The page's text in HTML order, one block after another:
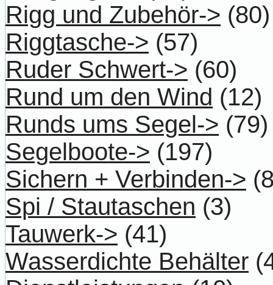
Rigg und Zubehör-> (80)
Riggtasche-> (57)
Ruder Schwert-> (60)
Rund um den Wind (12)
Runds ums Segel-> (79)
Segelboote-> (197)
Sichern + Verbinden->
Spi / Stautaschen (3)
Tauwerk-> (41)
Wasserdichte Behälter